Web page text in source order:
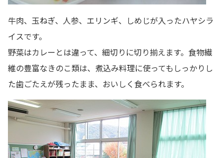
牛肉、玉ねぎ、人参、エリンギ、しめじが入ったハヤシラ
イスです。
野菜はカレーとは違って、細切りに切り揃えます。食物繊
維の豊富なきのこ類は、煮込み料理に使ってもしっかりし
た歯ごたえが残ったまま、おいしく食べられます。